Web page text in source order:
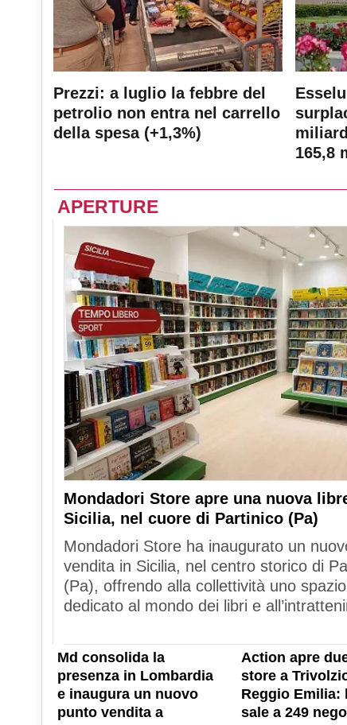
Prezzi: a luglio la febbre del
petrolio non entra nel carrello
della spesa (+1,3%)
165,8
APERTURE
Mondadori Store apre una nuova
Sicilia, nel cuore di Partinico (Pa)
Mondadori Store ha inaugurato un
vendita in Sicilia, nel centro storico di
(Pa), offrendo alla collettività uno spazio
dedicato al mondo dei libri e
Md consolida la
presenza in Lombardia
e inaugura un nuovo
punto vendita a
Action apre
store a
Reggio Emilia:
sale a 249